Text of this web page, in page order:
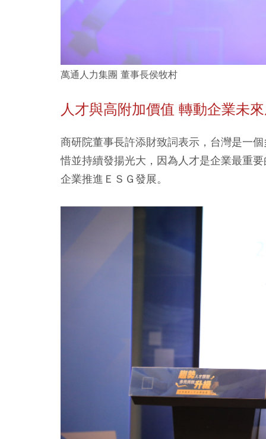
萬通人力集團 董事長侯牧村
人才與高附加價值 轉動企業未
商研院董事長許添財致詞表示，台灣是一
惜並持續發揚光大，因為人才是企業最重
企業推進ＥＳＧ發展。